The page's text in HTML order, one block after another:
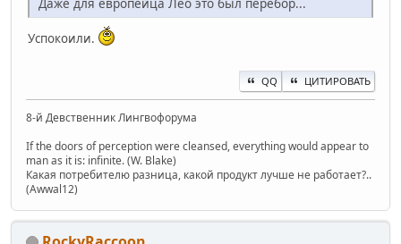
Даже для европейца Лео это был перебор...
Успокоили.
QQ ЦИТИРОВАТЬ
8-й Девственник Лингвофорума
If the doors of perception were cleansed, everything would appear to
man as it is: infinite. (W. Blake)
Какая потребителю разница, какой продукт лучше не работает?..
(Awwal12)